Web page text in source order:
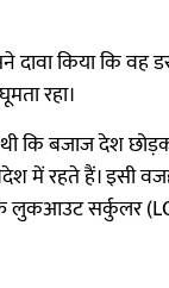
दावा किया कि वह
रहा।
कि बजाज देश
में रहते हैं। इसी
लुकआउट सर्कुलर